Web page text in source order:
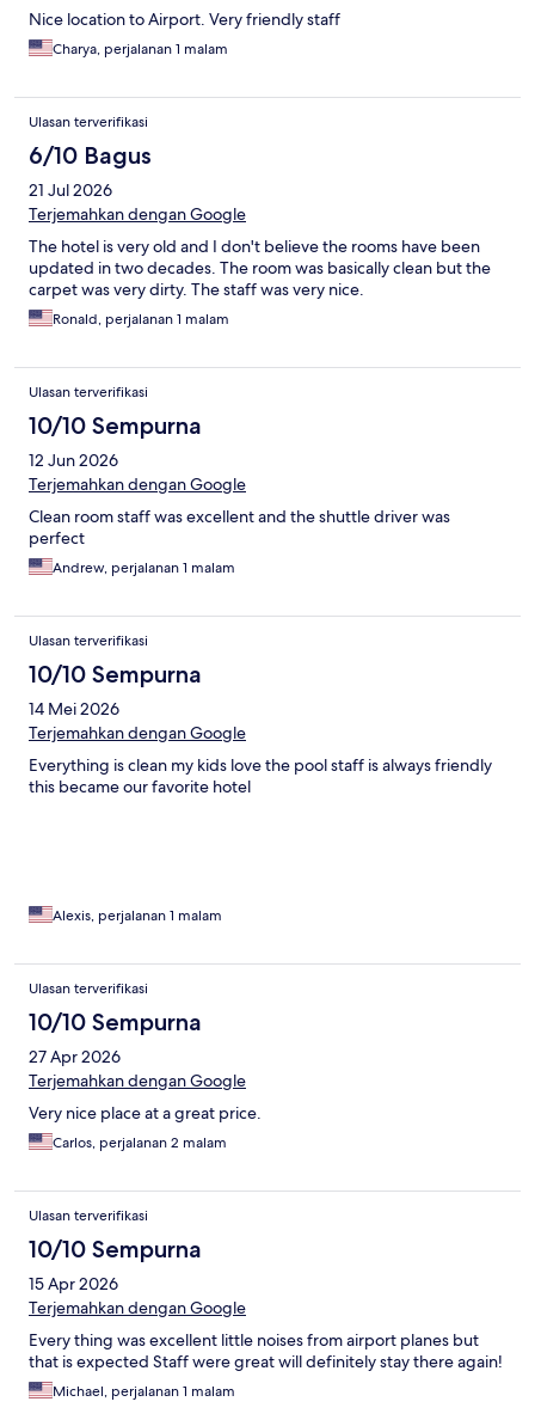
Nice location to Airport. Very friendly staff
Charya, perjalanan 1 malam
Ulasan terverifikasi
6/10 Bagus
21 Jul 2026
Terjemahkan dengan Google
The hotel is very old and I don't believe the rooms have been
updated in two decades. The room was basically clean but the
carpet was very dirty. The staff was very nice.
Ronald, perjalanan 1 malam
Ulasan terverifikasi
10/10 Sempurna
12 Jun 2026
Terjemahkan dengan Google
Clean room staff was excellent and the shuttle driver was
perfect
Andrew, perjalanan 1 malam
Ulasan terverifikasi
10/10 Sempurna
14 Mei 2026
Terjemahkan dengan Google
Everything is clean my kids love the pool staff is always friendly
this became our favorite hotel
Alexis, perjalanan 1 malam
Ulasan terverifikasi
10/10 Sempurna
27 Apr 2026
Terjemahkan dengan Google
Very nice place at a great price.
Carlos, perjalanan 2 malam
Ulasan terverifikasi
10/10 Sempurna
15 Apr 2026
Terjemahkan dengan Google
Every thing was excellent little noises from airport planes but
that is expected Staff were great will definitely stay there again!
Michael, perjalanan 1 malam